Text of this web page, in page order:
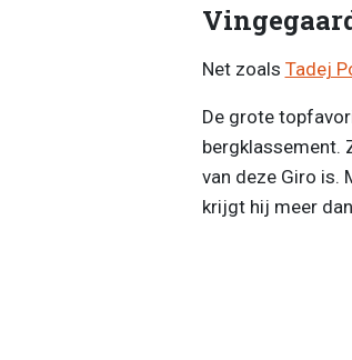
Net zoals Tadej
De grote
bergklassement.
van deze Giro is.
krijgt hij meer